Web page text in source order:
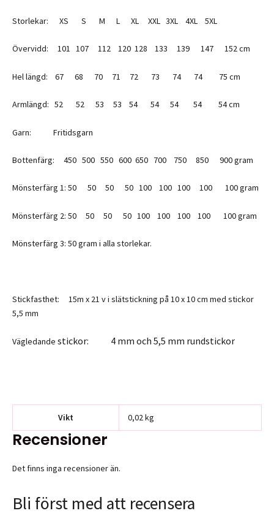
Storlekar: XS S M L XL XXL 3XL 4XL 5XL
Övervidd: 101 107 112 120 128 133 139 147 152 cm
Hel längd: 67 68 70 71 72 73 74 74 75 cm
Armlängd: 52 52 53 53 54 54 54 54 54 cm
Garn: Fritidsgarn
Bottenfärg: 450 500 550 600 650 700 750 850 900 gram
Mönsterfärg 1: 50 50 50 50 100 100 100 100 100 gram
Mönsterfärg 2: 50 50 50 50 100 100 100 100 100 gram
Mönsterfärg 3: 50 gram i alla storlekar.
Stickfasthet: 15m x 21 v i slätstickning på 10 x 10 cm med stickor
5,5 mm
Vägledande stickor: 4 mm och 5,5 mm rundstickor
Vikt 0,02 kg
Recensioner
Det finns inga recensioner än.
Bli först med att recensera